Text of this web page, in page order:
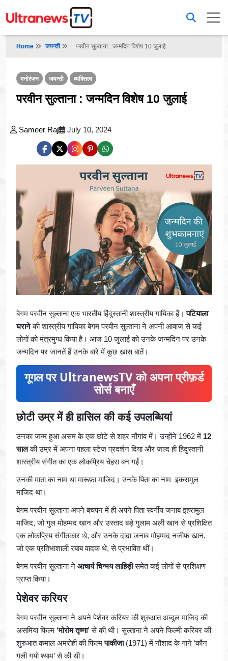
Home जयन्ती परवीन सुल्ताना : जन्मदिन विशेष 10 जुलाई
मनोरंजन जयन्ती व्यक्तित्व
परवीन सुल्ताना : जन्मदिन विशेष 10 जुलाई
Sameer Raj July 10, 2024
बेगम परवीन सुल्ताना एक भारतीय हिंदुस्तानी शास्त्रीय गायिका हैं। पटियाला
घरानेकी शास्त्रीय गायिका बेगम परवीन सुल्ताना ने अपनी आवाज से कई
लोगों को मंत्रमुग्ध किया है। आज 10 जुलाई को उनके जन्मदिन पर उनके
जन्मदिन पर जानतें हैं उनके बारे में कुछ खास बातें।
गूगल पर UltranewsTV को अपना प्रीफ़र्ड
सोर्स बनाएँ
छोटी उम्र में ही हासिल की कई उपलब्धियां
उनका जन्म हुआ असम के एक छोटे से शहर नौगांव में। उन्होंने 1962 में 12
सालकी उम्र में अपना पहला स्टेज प्रदर्शन दिया और जल्द ही हिंदुस्तानी
शास्त्रीय संगीत का एक लोकप्रिय चेहरा बन गईं।
उनकी माता का नाम था मारूफ़ा माजिद। उनके पिता का नाम इकरामुल
माजिद था।
बेगम परवीन सुल्ताना अपने बचपन में ही अपने पिता स्वर्गीय जनाब इहरामुल
माजिद, जो गुल मोहम्मद खान और उस्ताद बड़े गुलाम अली खान से प्रशिक्षित
एक लोकप्रिय संगीतकार थे, और उनके दादा जनाब मोहम्मद नजीफ खान,
जो एक प्रतिभाशाली रबाब वादक थे, से प्रभावित थीं।
बेगम परवीन सुल्ताना ने आचार्य चिन्मय लाहिड़ीसमेत कई लोगों से प्रशिक्षण
प्राप्त किया।
पेशेवर करियर
बेगम परवीन सुल्ताना ने अपने पेशेवर करियर की शुरुआत अब्दुल माजिद की
असमिया फिल्म ‘मोरोम तृष्णा’से की थी। सुल्ताना ने अपने फिल्मी करियर की
शुरुआत कमाल अमरोही की फिल्मपाकीजा(1971) में नौशाद के गाने ‘कौन
गली गयो श्याम’ से की थी।